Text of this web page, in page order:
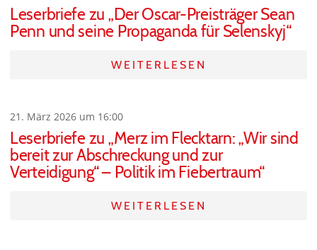
Leserbriefe zu „Der Oscar-Preisträger Sean
Penn und seine Propaganda für Selenskyj“
WEITERLESEN
21. März 2026 um 16:00
Leserbriefe zu „Merz im Flecktarn: „Wir sind
bereit zur Abschreckung und zur
Verteidigung“ – Politik im Fiebertraum“
WEITERLESEN